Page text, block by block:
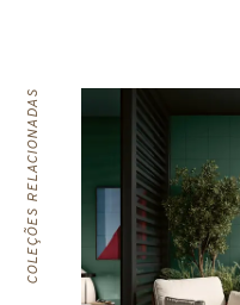
COLEÇÕES RELACIONADAS